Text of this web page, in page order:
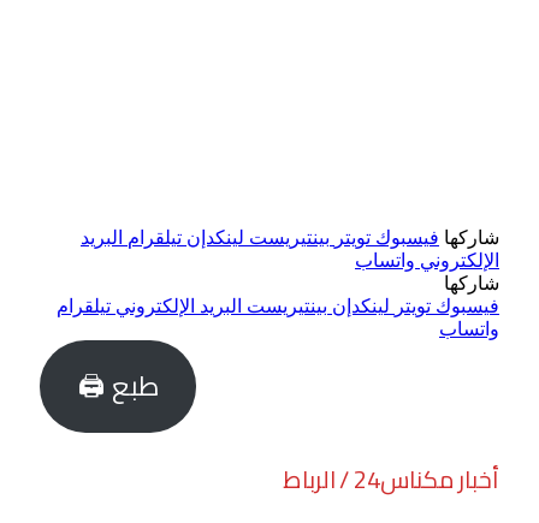
شاركها فيسبوك تويتر بينتيريست لينكدإن تيلقرام البريد
الإلكتروني واتساب
شاركها
فيسبوك تويتر لينكدإن بينتيريست البريد الإلكتروني تيلقرام
واتساب
طبع 🖨
أخبار مكناس24 / الرباط